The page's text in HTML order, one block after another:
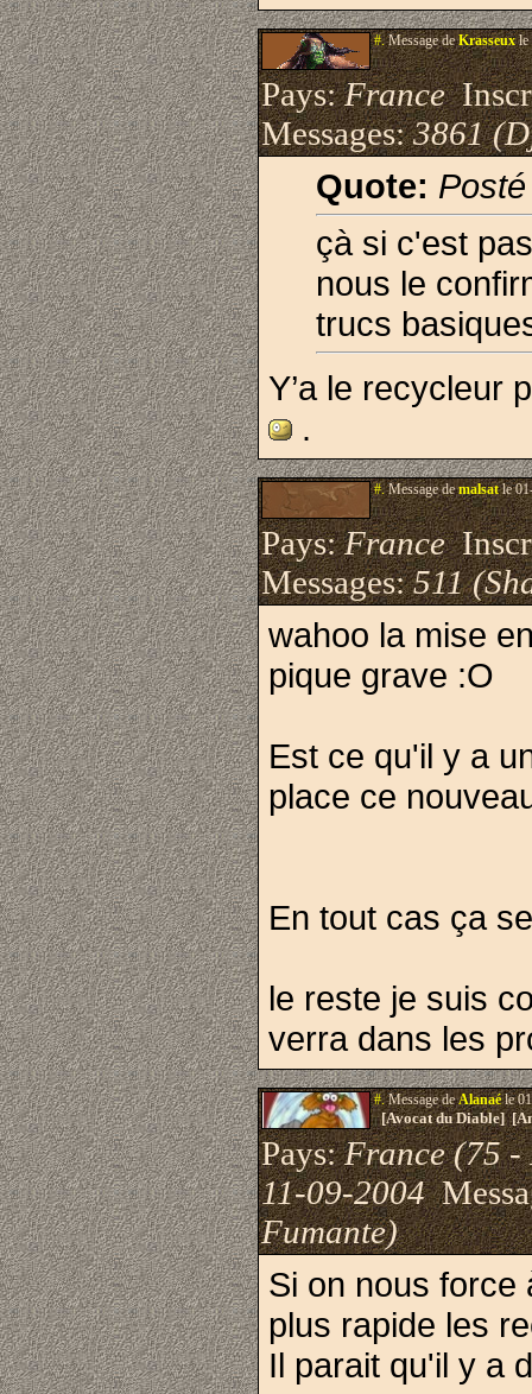
#.Message deKrasseuxle
Pays:France
Messages:3861
Quote:
çà si c'est
nous le
trucs
Y’a le recycleur
.
#.Message demalsatle
Pays:France
Messages:511
wahoo la mise
pique grave :O
Est ce qu'il y a
place ce
En tout cas ça
le reste je suis
verra dans les
#.Message deAlanaéle
[Avocat du Diable]
Pays:France (75 -
11-09-2004
Fumante)
Si on nous force
plus rapide les
Il parait qu'il y a